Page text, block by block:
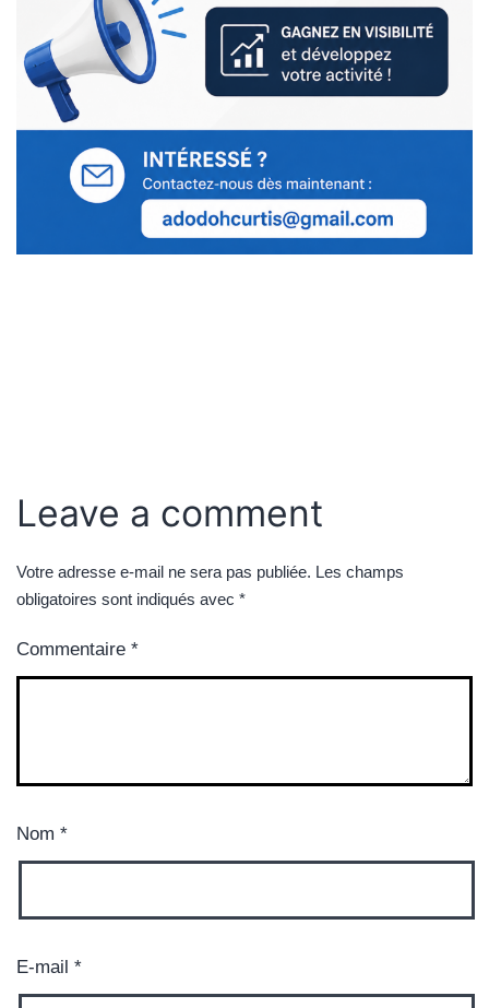
Leave a comment
Votre adresse e-mail ne sera pas publiée. Les champs
obligatoires sont indiqués avec *
Commentaire *
Nom *
E-mail *